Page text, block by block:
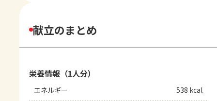
献立のまとめ
栄養情報（1人分）
エネルギー 538 kcal